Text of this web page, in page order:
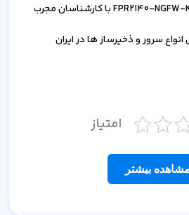
خرید فایروال سیسکو FPR2140-NGFW-K9 با کارشناسان مجرب
سرور و ذخیرساز ها در ایران
امتیاز
مشاهده بیشتر